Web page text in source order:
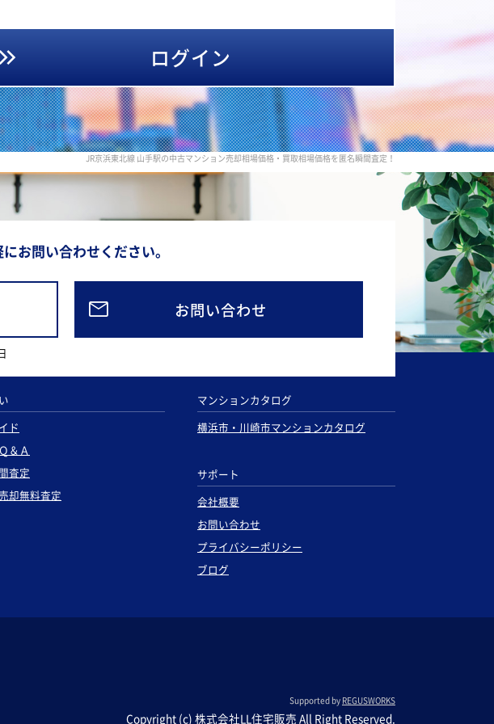
ログイン
JR京浜東北線 山手駅の中古マンション売却相場価格・買取相場価格を匿名瞬間査定！
お問い合わせください。
お問い合わせ
ド
＆Ａ
査定
却無料査定
マンションカタログ
横浜市・川崎市マンションカタログ
サポート
会社概要
お問い合わせ
プライバシーポリシー
ブログ
Supported by REGUSWORKS
Copyright (c) 株式会社LL住宅販売 All Right Reserved.